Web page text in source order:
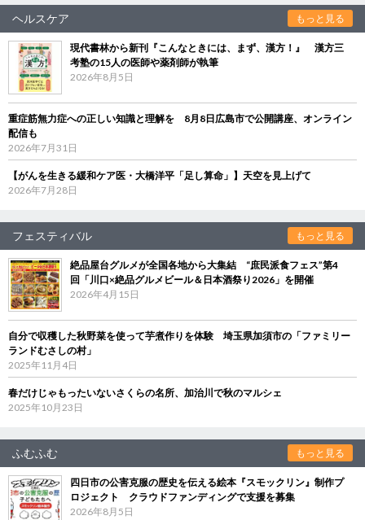
ヘルスケア もっと見る
現代書林から新刊『こんなときには、まず、漢方！』 漢方三
考塾の15人の医師や薬剤師が執筆
2026年8月5日
重症筋無力症への正しい知識と理解を 8月8日広島市で公開講座、オンライン
配信も
2026年7月31日
【がんを生きる緩和ケア医・大橋洋平「足し算命」】天空を見上げて
2026年7月28日
フェスティバル もっと見る
絶品屋台グルメが全国各地から大集結 “庶民派食フェス”第4
回「川口×絶品グルメビール＆日本酒祭り2026」を開催
2026年4月15日
自分で収穫した秋野菜を使って芋煮作りを体験 埼玉県加須市の「ファミリー
ランドむさしの村」
2025年11月4日
春だけじゃもったいないさくらの名所、加治川で秋のマルシェ
2025年10月23日
ふむふむ もっと見る
四日市の公害克服の歴史を伝える絵本『スモックリン』制作プ
ロジェクト クラウドファンディングで支援を募集
2026年8月5日